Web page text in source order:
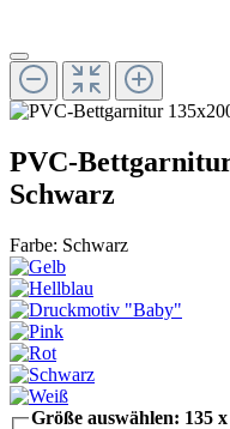
PVC-
Schwarz
Farbe: Schwarz
Größe auswählen: 135